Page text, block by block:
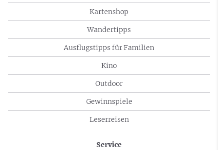
Kartenshop
Wandertipps
Ausflugstipps für Familien
Kino
Outdoor
Gewinnspiele
Leserreisen
Service